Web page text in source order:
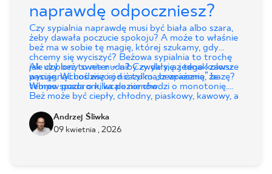
naprawdę odpoczniesz?
Czy sypialnia naprawdę musi być biała albo szara,
żeby dawała poczucie spokoju? A może to właśnie
beż ma w sobie tę magię, której szukamy, gdy
chcemy się wyciszyć? Beżowa sypialnia to trochę
jak ulubiony sweter – niby zwykły, a jednak zawsze
pasuje. Wchodzisz i od razu masz wrażenie, że
tempo spada o kilka poziomów.
Ale czy beż to nie nuda? Czy da się z tego koloru
wyciągnąć coś więcej niż tylko „bezpieczną” bazę?
Wbrew pozorom, wcale nie chodzi o monotonię.
Beż może być ciepły, chłodny, piaskowy, kawowy, a
emocje.Andrzej Śliwka
09 kwietnia , 2026